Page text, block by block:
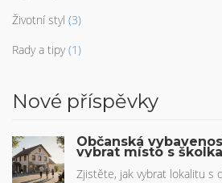
Životní styl (3)
Rady a tipy (1)
Nové příspěvky
Občanská
vybrat místo s
Zjistěte, jak vybrat lokalitu s